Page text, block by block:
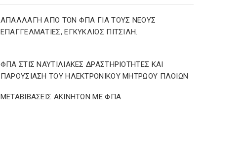
ΑΠΑΛΛΑΓΗ ΑΠΟ ΤΟΝ ΦΠΑ ΓΙΑ ΤΟΥΣ ΝΕΟΥΣ
ΕΠΑΓΓΕΛΜΑΤΙΕΣ, ΕΓΚΥΚΛΙΟΣ ΠΙΤΣΙΛΗ.
ΦΠΑ ΣΤΙΣ ΝΑΥΤΙΛΙΑΚΕΣ ΔΡΑΣΤΗΡΙΟΤΗΤΕΣ ΚΑΙ
ΠΑΡΟΥΣΙΑΣΗ ΤΟΥ ΗΛΕΚΤΡΟΝΙΚΟΥ ΜΗΤΡΩΟΥ ΠΛΟΙΩΝ
ΜΕΤΑΒΙΒΑΣΕΙΣ ΑΚΙΝΗΤΩΝ ΜΕ ΦΠΑ